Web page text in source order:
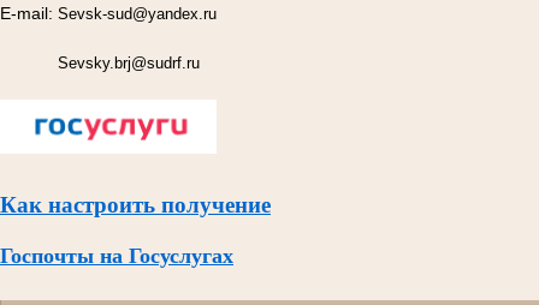
E-mail: Sevsk-sud@yandex.ru
Sevsky.brj@sudrf.ru
Как настроить получение
Госпочты на Госуслугах